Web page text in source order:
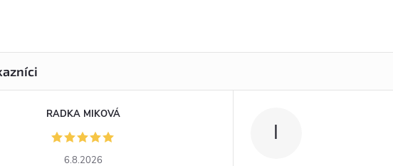
RADKA MIKOVÁ
6.8.2026
I